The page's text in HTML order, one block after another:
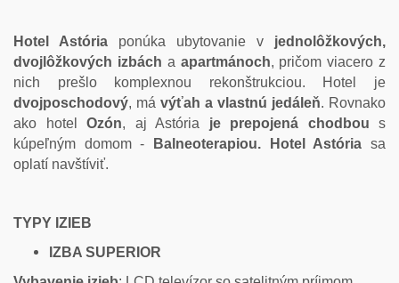
Hotel Astória ponúka ubytovanie v jednolôžkových,
dvojlôžkových izbách a apartmánoch, pričom viacero z
nich prešlo komplexnou rekonštrukciou. Hotel je
dvojposchodový, má výťah a vlastnú jedáleň. Rovnako
ako hotel Ozón, aj Astória je prepojená chodbou s
kúpeľným domom -
Balneoterapiou. Hotel Astória sa
oplatí navštíviť.
TYPY IZIEB
IZBA SUPERIOR